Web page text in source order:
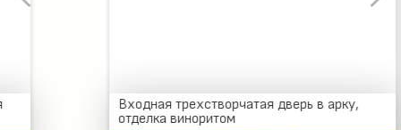
Входная трехстворчатая дверь в арку,
отделка виноритом